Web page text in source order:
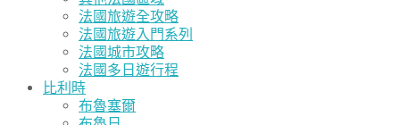
法國旅遊全攻略
法國旅遊入門系列
法國城市攻略
法國多日遊行程
比利時
布魯塞爾